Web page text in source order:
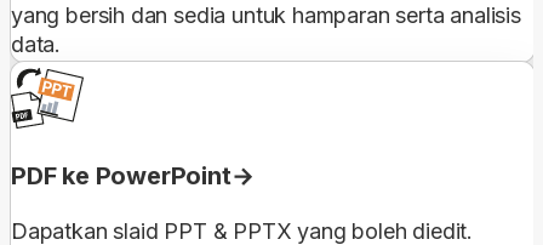
yang bersih dan sedia untuk hamparan serta analisis
data.
PDF ke PowerPoint
Dapatkan slaid PPT & PPTX yang boleh diedit.